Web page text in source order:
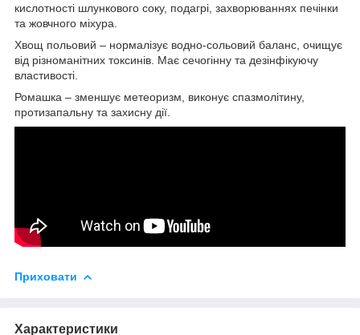
кислотності шлункового соку, подагрі, захворюваннях печінки
та жовчного міхура.
Хвощ польовий – нормалізує водно-сольовий баланс, очищує
від різноманітних токсинів. Має сечогінну та дезінфікуючу
властивості.
Ромашка – зменшує метеоризм, виконує спазмолітину,
протизапальну та захисну дії.
Приховати
Характеристики